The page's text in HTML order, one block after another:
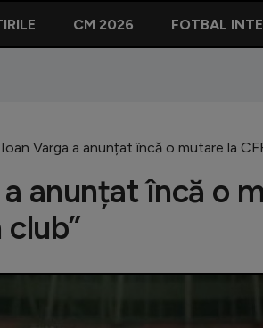
CM 2026 FOTBAL
Varga a anunțat încă o mutare la
anunțat încă o